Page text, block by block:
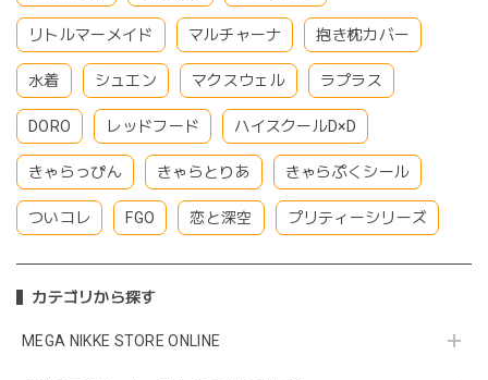
リトルマーメイド マルチャーナ 抱き枕カバー
水着 シュエン マクスウェル ラプラス
DORO レッドフード ハイスクールD×D
きゃらっぴん きゃらとりあ きゃらぷくシール
ついコレ FGO 恋と深空 プリティーシリーズ
カテゴリから探す
MEGA NIKKE STORE ONLINE